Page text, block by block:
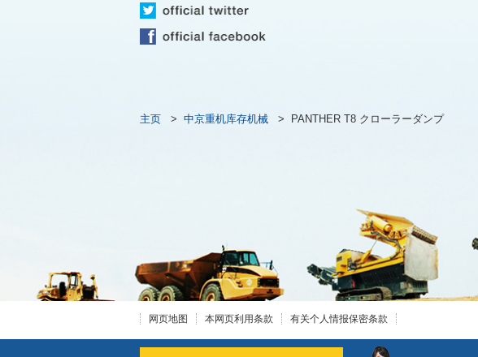
主页 > 中京重机库存机械 > PANTHER T8 クローラーダンプ
网页地图 本网页利用条款 有关个人情报保密条款